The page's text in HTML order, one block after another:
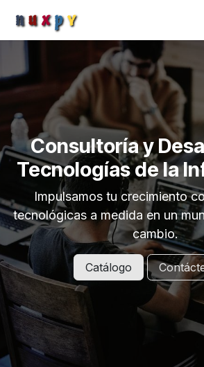
Consultoría y
Tecnologías de la
Impulsamos tu crecimiento
tecnológicas a medida en un
cambio.
Catálogo